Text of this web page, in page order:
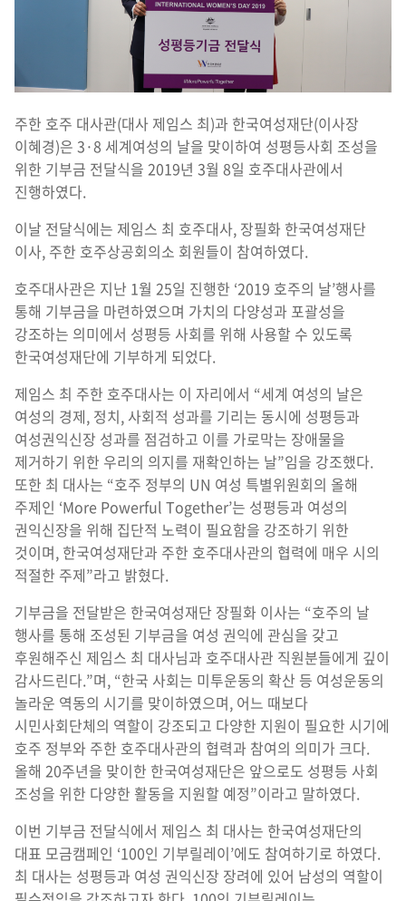
주한 호주 대사관(대사 제임스 최)과 한국여성재단(이사장
이혜경)은 3·8 세계여성의 날을 맞이하여 성평등사회 조성을
위한 기부금 전달식을 2019년 3월 8일 호주대사관에서
진행하였다.
이날 전달식에는 제임스 최 호주대사, 장필화 한국여성재단
이사, 주한 호주상공회의소 회원들이 참여하였다.
호주대사관은 지난 1월 25일 진행한 ‘2019 호주의 날’행사를
통해 기부금을 마련하였으며 가치의 다양성과 포괄성을
강조하는 의미에서 성평등 사회를 위해 사용할 수 있도록
한국여성재단에 기부하게 되었다.
제임스 최 주한 호주대사는 이 자리에서 “세계 여성의 날은
여성의 경제, 정치, 사회적 성과를 기리는 동시에 성평등과
여성권익신장 성과를 점검하고 이를 가로막는 장애물을
제거하기 위한 우리의 의지를 재확인하는 날”임을 강조했다.
또한 최 대사는 “호주 정부의 UN 여성 특별위원회의 올해
주제인 ‘More Powerful Together’는 성평등과 여성의
권익신장을 위해 집단적 노력이 필요함을 강조하기 위한
것이며, 한국여성재단과 주한 호주대사관의 협력에 매우 시의
적절한 주제”라고 밝혔다.
기부금을 전달받은 한국여성재단 장필화 이사는 “호주의 날
행사를 통해 조성된 기부금을 여성 권익에 관심을 갖고
후원해주신 제임스 최 대사님과 호주대사관 직원분들에게 깊이
감사드린다.”며, “한국 사회는 미투운동의 확산 등 여성운동의
놀라운 역동의 시기를 맞이하였으며, 어느 때보다
시민사회단체의 역할이 강조되고 다양한 지원이 필요한 시기에
호주 정부와 주한 호주대사관의 협력과 참여의 의미가 크다.
올해 20주년을 맞이한 한국여성재단은 앞으로도 성평등 사회
조성을 위한 다양한 활동을 지원할 예정”이라고 말하였다.
이번 기부금 전달식에서 제임스 최 대사는 한국여성재단의
대표 모금캠페인 ‘100인 기부릴레이’에도 참여하기로 하였다.
최 대사는 성평등과 여성 권익신장 장려에 있어 남성의 역할이